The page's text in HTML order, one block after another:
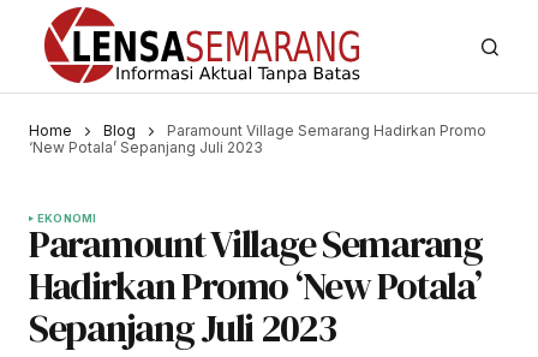
Home Blog
Paramount Village Semarang Hadirkan Promo
‘New Potala’ Sepanjang Juli 2023
EKONOMI
Paramount Village Semarang
Hadirkan Promo ‘New Potala’
Sepanjang Juli 2023